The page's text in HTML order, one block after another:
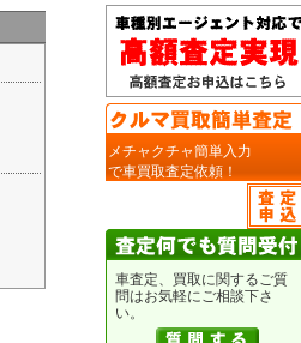
メチャクチャ簡単入力
で車買取査定依頼！
車査定、買取に関するご質
問はお気軽にご相談下さ
い。